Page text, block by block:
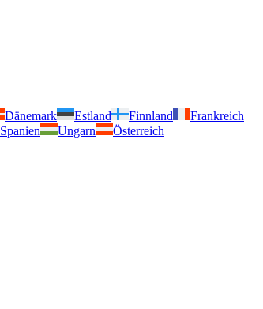
Dänemark Estland Finnland
Frankreich
Spanien Ungarn Österreich